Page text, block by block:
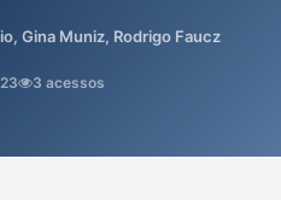
o direito à compreensão do
e a legitimidade do
Gina Muniz, Rodrigo Faucz
3 acessos